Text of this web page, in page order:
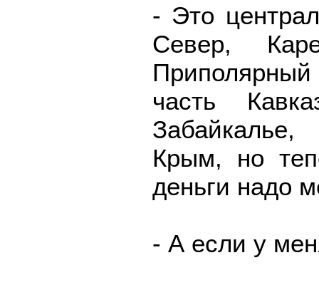
- Это
Север,
часть
Крым, но
деньги надо
- А если у